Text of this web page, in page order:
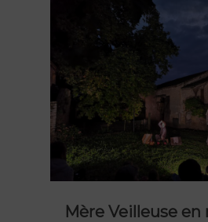
Mère Veilleuse